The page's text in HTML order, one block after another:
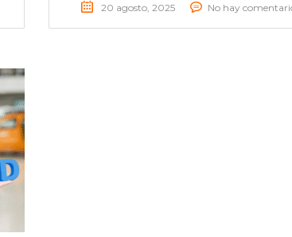
20 agosto, 2025 No hay